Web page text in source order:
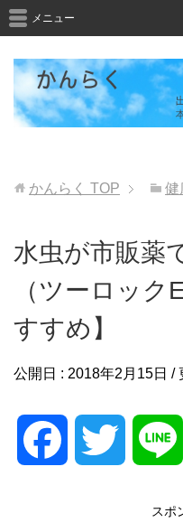
メニュー
かんらく TOP 健
水虫が市販薬
（ツーロッ
すすめ】
公開日 : 2018年2月15日 /
スポ